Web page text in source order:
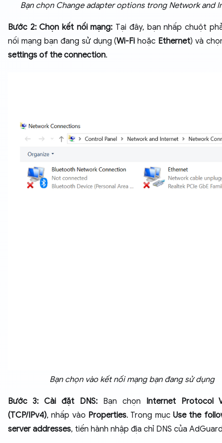
Bạn chọn Change adapter options trong Network and
Bước 2: Chọn kết nối mạng: Tại đây, bạn nhấp chuột
nối mạng bạn đang sử dụng (Wi-Fi hoặc Ethernet) và
settings of the connection.
Bạn chọn vào kết nối mạng bạn đang sử dụng
Bước 3: Cài đặt DNS: Bạn chọn Internet Protocol
(TCP/IPv4), nhấp vào Properties. Trong mục Use the
server addresses, tiến hành nhập địa chỉ DNS của